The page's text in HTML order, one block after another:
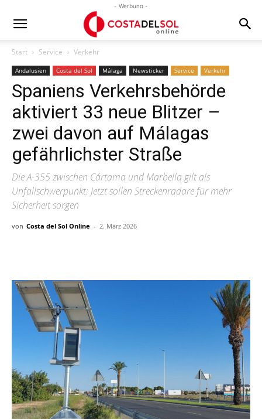
- Werbung -
Start Service Verkehr
Andalusien Costa del Sol Málaga Newsticker Service Verkehr
Spaniens Verkehrsbehörde
aktiviert 33 neue Blitzer –
zwei davon auf Málagas
gefährlichster Straße
Die A-355 zwischen Cártama und Marbella gilt als
Unfallschwerpunkt: Jetzt sollen Streckenradare für mehr
Sicherheit sorgen
von Costa del Sol Online - 2. März 2026